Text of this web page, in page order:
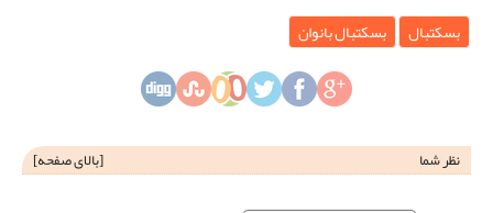
بسکتبال بسکتبال بانوان
نظر شما [بالای صفحه]